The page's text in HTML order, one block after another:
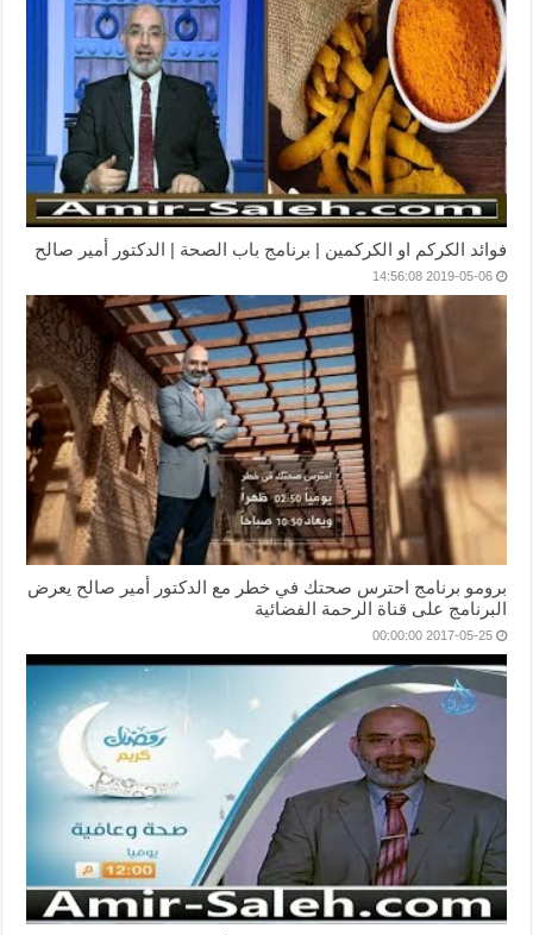
فوائد الكركم او الكركمين | برنامج باب الصحة | الدكتور أمير صالح
2019-05-06 14:56:08
برومو برنامج احترس صحتك في خطر مع الدكتور أمير صالح يعرض
البرنامج على قناة الرحمة الفضائية
2017-05-25 00:00:00